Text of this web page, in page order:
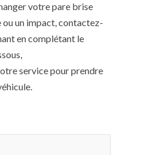
votre pare brise
ou un impact, contactez-
en complétant le
service pour prendre